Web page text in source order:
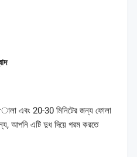
এবং 20-30 মিনিটের জন্য ফোলা
আপনি এটি দুধ দিয়ে গরম করতে